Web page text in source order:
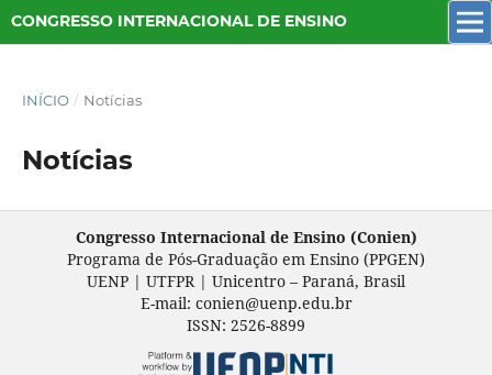
CONGRESSO INTERNACIONAL DE ENSINO
INÍCIO / Notícias
Notícias
Congresso Internacional de Ensino (Conien)
Programa de Pós-Graduação em Ensino (PPGEN)
UENP | UTFPR | Unicentro – Paraná, Brasil
E-mail: conien@uenp.edu.br
ISSN: 2526-8899